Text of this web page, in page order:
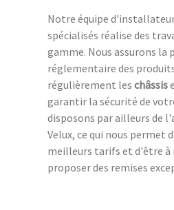
Notre équipe
spécialisés réalise des
gamme. Nous assurons la
réglementaire des
régulièrement les châssis
garantir la sécurité de
disposons par ailleurs de
Velux, ce qui nous permet
meilleurs tarifs et d'être à
proposer des remises